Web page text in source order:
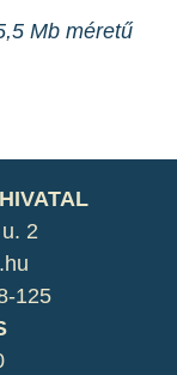
Mb méretű
2
125